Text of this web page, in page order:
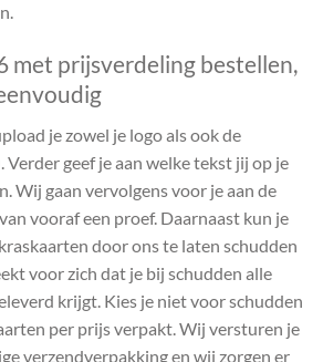
met prijsverdeling bestellen,
je zowel je logo als ook de
Verder geef je aan welke tekst jij op je
Wij gaan vervolgens voor je aan de
vooraf een proef. Daarnaast kun je
door ons te laten schudden
voor zich dat je bij schudden alle
krijgt. Kies je niet voor schudden
per prijs verpakt. Wij versturen je
verzendverpakking en wij zorgen er